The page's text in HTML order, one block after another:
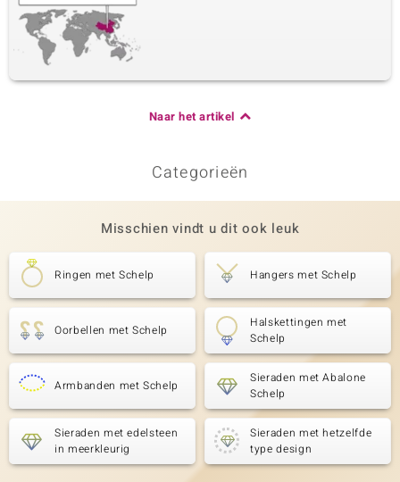
Naar het artikel
Categorieën
Misschien vindt u dit ook leuk
Ringen met Schelp Hangers met Schelp
Oorbellen met Schelp
Halskettingen met
Schelp
Armbanden met Schelp
Sieraden met Abalone
Schelp
Sieraden met edelsteen
in meerkleurig
Sieraden met hetzelfde
type design